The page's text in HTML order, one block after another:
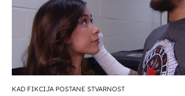
KAD FIKCIJA POSTANE STVARNOST